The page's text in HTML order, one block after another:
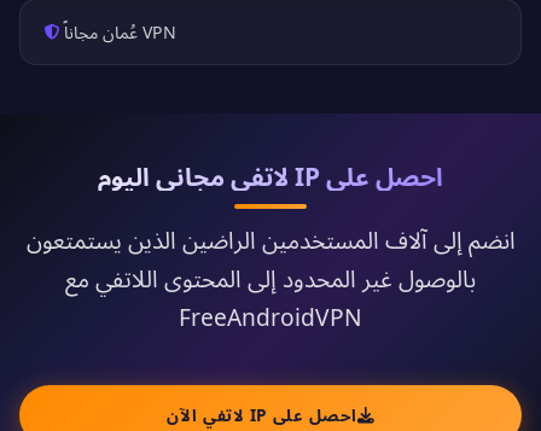
VPN عُمان مجاناً
احصل على IP لاتفي مجاني اليوم
انضم إلى آلاف المستخدمين الراضين الذين يستمتعون
بالوصول غير المحدود إلى المحتوى اللاتفي مع
FreeAndroidVPN
احصل على IP لاتفي الآن